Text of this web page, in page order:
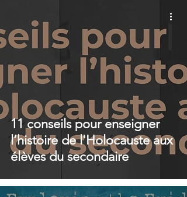
11 conseils pour enseigner
l’histoire de l'Holocauste aux
élèves du secondaire